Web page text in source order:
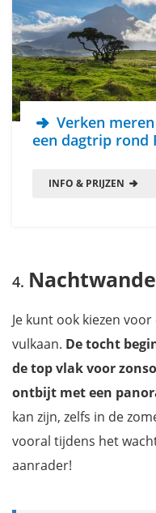
Verken
een dagtrip rond
INFO & PRIJZEN
Je kunt ook kiezen
vulkaan. De tocht
de top vlak voor
ontbijt met een
kan zijn, zelfs in de
vooral tijdens het
aanrader!